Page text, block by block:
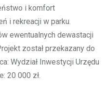
i komfort
i rekreacji w parku.
ewentualnych dewastacji
został przekazany do
Wydział Inwestycji Urzędu
20 000 zł.